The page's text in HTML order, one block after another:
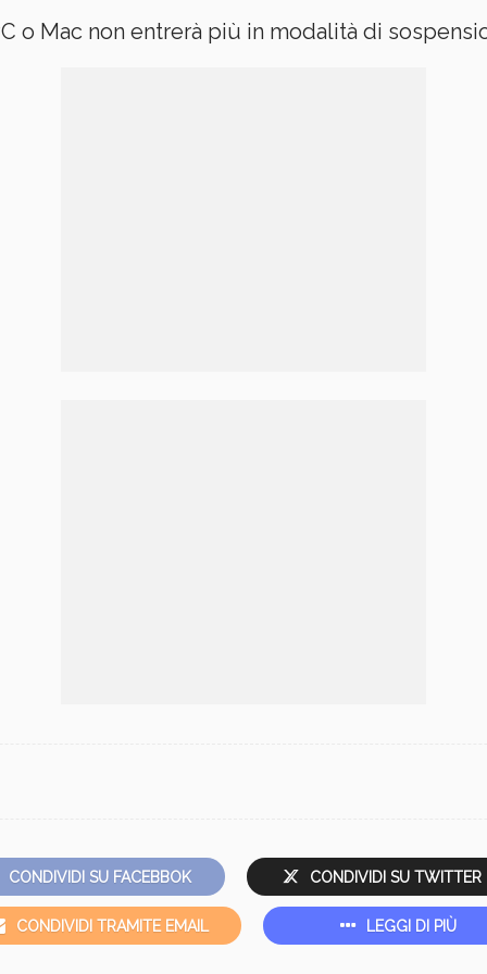
o Mac non entrerà più in modalità di
CONDIVIDI SU FACEBBOK CONDIVIDI SU TWITTER
CONDIVIDI TRAMITE EMAIL LEGGI DI PIÙ